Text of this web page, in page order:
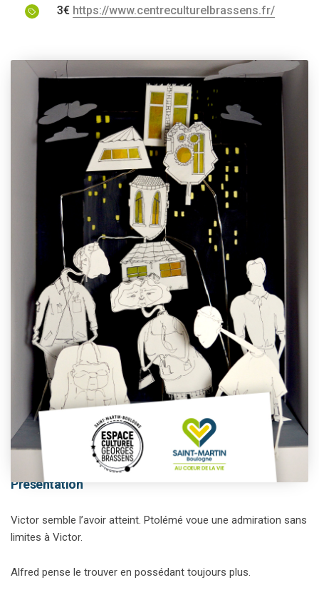
3€ https://www.centreculturelbrassens.fr/
This event has passed.
Présentation
Victor semble l’avoir atteint. Ptolémé voue une admiration sans
limites à Victor.
Alfred pense le trouver en possédant toujours plus.